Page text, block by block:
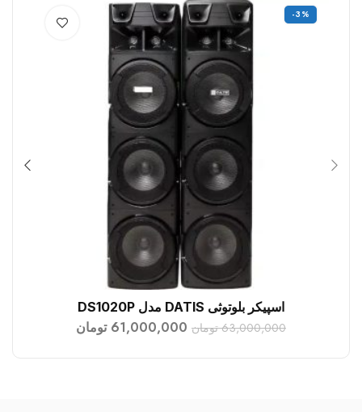
-3%
افزودن به سبد خریداسپیکر بلوتوثی DATIS مدل DS1020P
63,000,000 تومان 61,000,000 تومان